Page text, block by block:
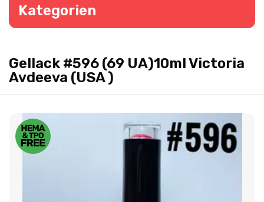
Kategorien
Gellack #596 (69 UA)10ml Victoria
Avdeeva (USA )